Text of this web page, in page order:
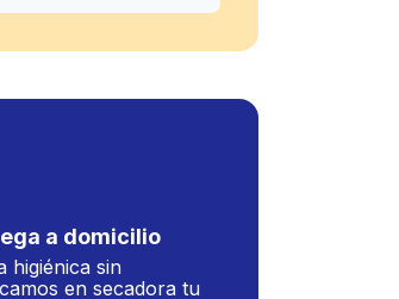
a domicilio
higiénica sin
en secadora tu